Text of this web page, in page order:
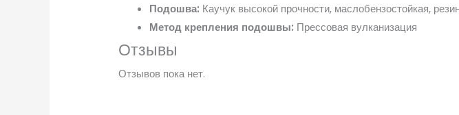
Подошва: Каучук высокой прочности, маслобензостойкая,
Метод крепления подошвы: Прессовая вулканизация
Отзывы
Отзывов пока нет.